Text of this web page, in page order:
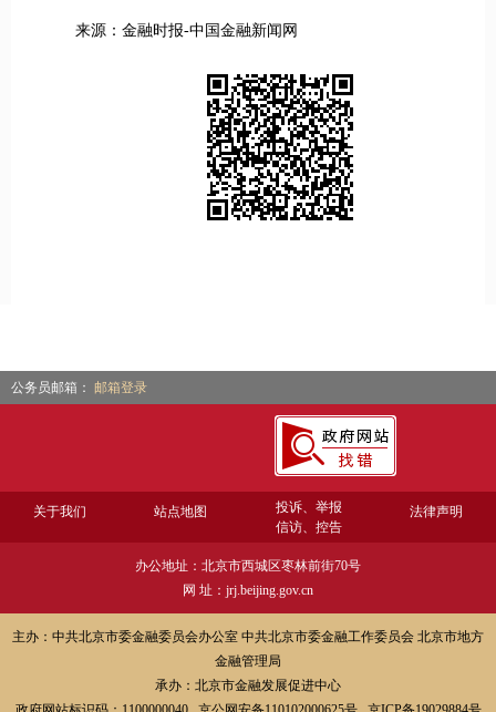
来源：金融时报-中国金融新闻网
公务员邮箱： 邮箱登录
关于我们 站点地图
投诉、举报
信访、控告
法律声明
办公地址：北京市西城区枣林前街70号
网 址：jrj.beijing.gov.cn
主办：中共北京市委金融委员会办公室 中共北京市委金融工作委员会 北京市地方
金融管理局
承办：北京市金融发展促进中心